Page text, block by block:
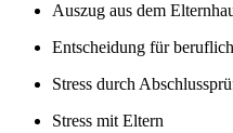
Auszug aus dem
Entscheidung für
Stress durch
Stress mit Eltern